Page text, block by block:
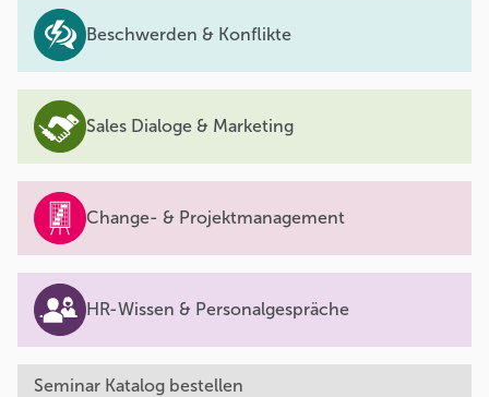
Beschwerden & Konflikte
Sales Dialoge & Marketing
Change- & Projektmanagement
HR-Wissen & Personalgespräche
Seminar Katalog bestellen